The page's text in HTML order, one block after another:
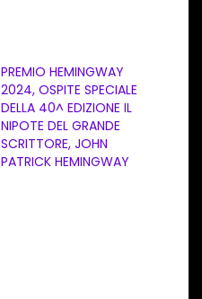
PREMIO HEMINGWAY
2024, OSPITE SPECIALE
DELLA 40^ EDIZIONE IL
NIPOTE DEL GRANDE
SCRITTORE, JOHN
PATRICK HEMINGWAY